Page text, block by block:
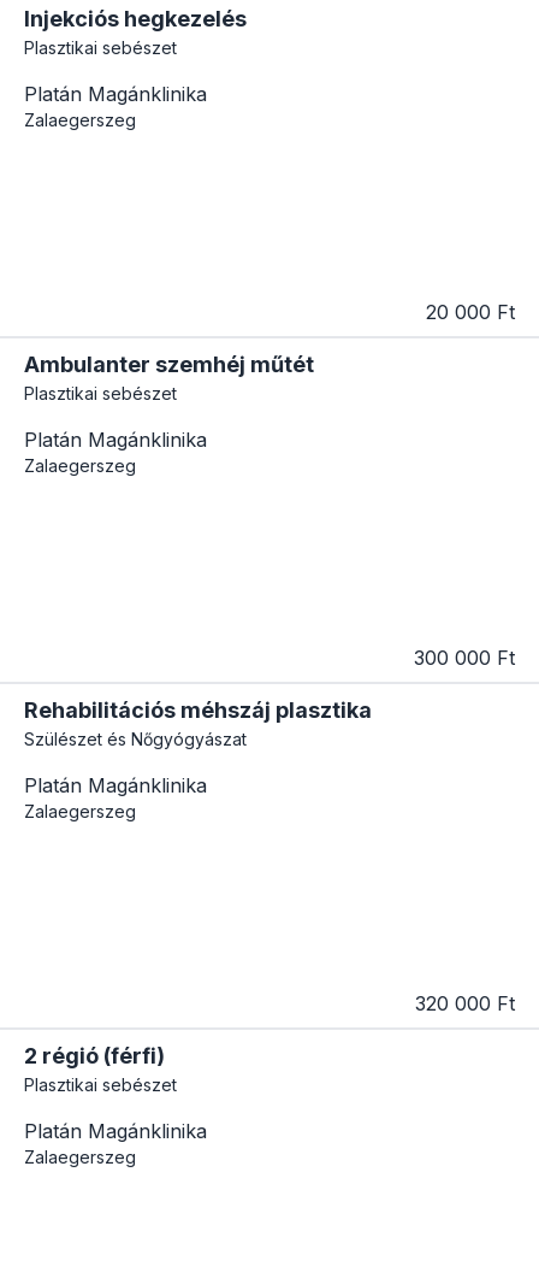
Injekciós hegkezelés
Plasztikai sebészet
Platán Magánklinika
Zalaegerszeg
20 000 Ft
Ambulanter szemhéj műtét
Plasztikai sebészet
Platán Magánklinika
Zalaegerszeg
300 000 Ft
Rehabilitációs méhszáj plasztika
Szülészet és Nőgyógyászat
Platán Magánklinika
Zalaegerszeg
320 000 Ft
2 régió (férfi)
Plasztikai sebészet
Platán Magánklinika
Zalaegerszeg